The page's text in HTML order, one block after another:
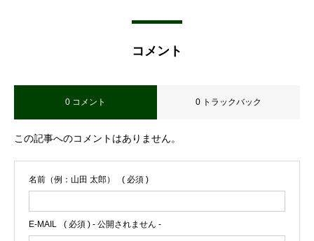
コメント
0 コメント 0 トラックバック
この記事へのコメントはありません。
名前（例：山田 太郎） ( 必須 )
E-MAIL ( 必須 ) - 公開されません -